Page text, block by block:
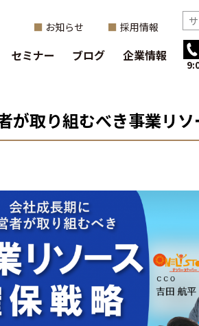
お知らせ 採用情報
セミナー ブログ 企業情報
が取り組むべき事業リ